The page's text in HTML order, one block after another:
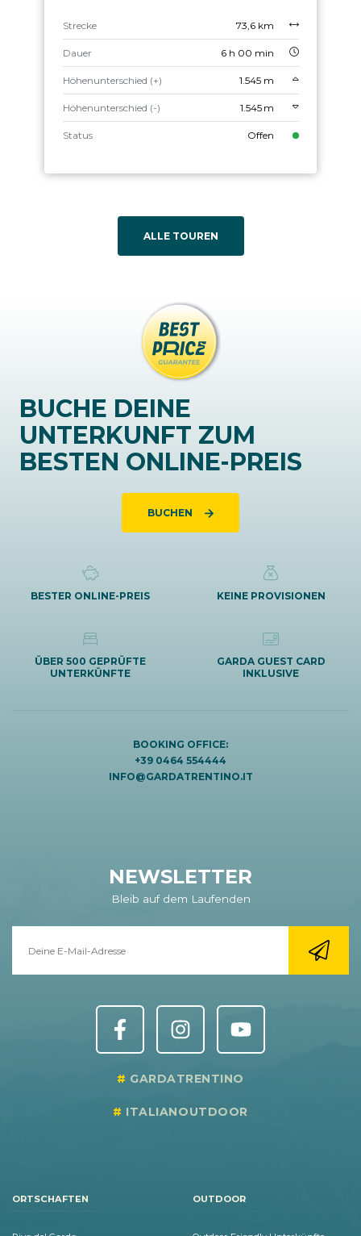
Strecke 73,6 km
Dauer 6 h 00 min
Höhenunterschied (+) 1.545 m
Höhenunterschied (-) 1.545 m
Status Offen
ALLE TOUREN
BUCHE DEINE
UNTERKUNFT ZUM
BESTEN ONLINE-PREIS
BUCHEN
BESTER ONLINE-PREIS KEINE PROVISIONEN
ÜBER 500 GEPRÜFTE
UNTERKÜNFTE
GARDA GUEST CARD
INKLUSIVE
BOOKING OFFICE:
+39 0464 554444
INFO@GARDATRENTINO.IT
NEWSLETTER
Bleib auf dem Laufenden
GARDATRENTINO
ITALIANOUTDOOR
ORTSCHAFTEN OUTDOOR